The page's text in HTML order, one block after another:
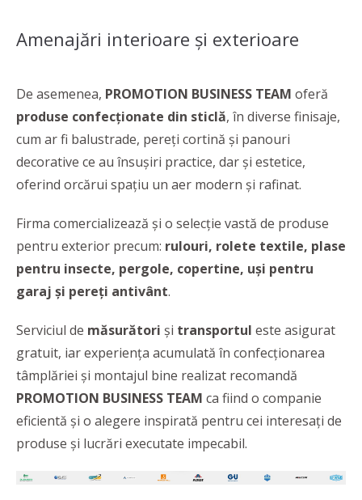
Amenajări interioare și exterioare
De asemenea, PROMOTION BUSINESS TEAM oferă
produse confecționate din sticlă, în diverse finisaje,
cum ar fi balustrade, pereți cortină și panouri
decorative ce au însușiri practice, dar și estetice,
oferind orcărui spațiu un aer modern și rafinat.
Firma comercializează și o selecție vastă de produse
pentru exterior precum: rulouri, rolete textile, plase
pentru insecte, pergole, copertine, uși pentru
garaj și pereți antivânt.
Serviciul de măsurători și transportul este asigurat
gratuit, iar experiența acumulată în confecționarea
tâmplăriei și montajul bine realizat recomandă
PROMOTION BUSINESS TEAM ca fiind o companie
eficientă și o alegere inspirată pentru cei interesați de
produse și lucrări executate impecabil.